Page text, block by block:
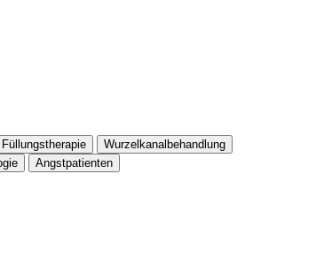
Füllungstherapie
Wurzelkanalbehandlung
Angstpatienten